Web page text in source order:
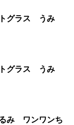
だん フロートグラス うみ
ん デザートグラス うみ
み ワンワンち